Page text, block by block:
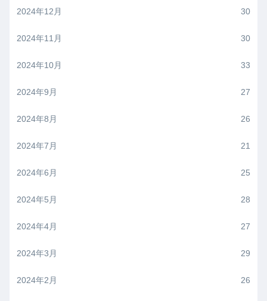
2024年12月 30
2024年11月 30
2024年10月 33
2024年9月 27
2024年8月 26
2024年7月 21
2024年6月 25
2024年5月 28
2024年4月 27
2024年3月 29
2024年2月 26